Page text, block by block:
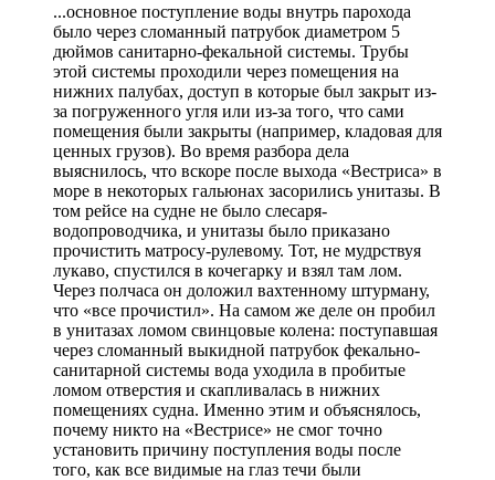
...основное поступление воды внутрь парохода
было через сломанный патрубок диаметром 5
дюймов санитарно-фекальной системы. Трубы
этой системы проходили через помещения на
нижних палубах, доступ в которые был закрыт из-
за погруженного угля или из-за того, что сами
помещения были закрыты (например, кладовая для
ценных грузов). Во время разбора дела
выяснилось, что вскоре после выхода «Вестриса» в
море в некоторых гальюнах засорились унитазы. В
том рейсе на судне не было слесаря-
водопроводчика, и унитазы было приказано
прочистить матросу-рулевому. Тот, не мудрствуя
лукаво, спустился в кочегарку и взял там лом.
Через полчаса он доложил вахтенному штурману,
что «все прочистил». На самом же деле он пробил
в унитазах ломом свинцовые колена: поступавшая
через сломанный выкидной патрубок фекально-
санитарной системы вода уходила в пробитые
ломом отверстия и скапливалась в нижних
помещениях судна. Именно этим и объяснялось,
почему никто на «Вестрисе» не смог точно
установить причину поступления воды после
того, как все видимые на глаз течи были